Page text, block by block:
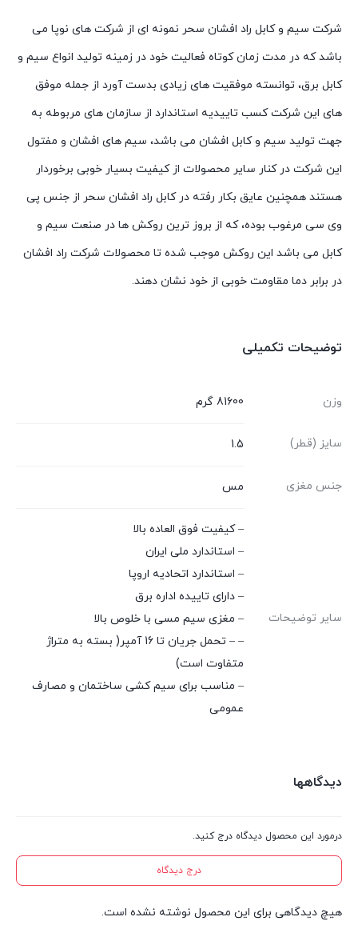
شرکت سیم و کابل راد افشان سحر نمونه ای از شرکت های نوپا می
باشد که در مدت زمان کوتاه فعالیت خود در زمینه تولید انواع سیم و
کابل برق، توانسته موفقیت های زیادی بدست آورد از جمله موفق
های این شرکت کسب تاییدیه استاندارد از سازمان های مربوطه به
جهت تولید سیم و کابل افشان می باشد، سیم های افشان و مفتول
این شرکت در کنار سایر محصولات از کیفیت بسیار خوبی برخوردار
هستند همچنین عایق بکار رفته در کابل راد افشان سحر از جنس پی
وی سی مرغوب بوده، که از بروز ترین روکش ها در صنعت سیم و
کابل می باشد این روکش موجب شده تا محصولات شرکت راد افشان
در برابر دما مقاومت خوبی از خود نشان دهند.
توضیحات تکمیلی
وزن 81600 گرم
سایز (قطر) 1.5
جنس مغزی مس
سایر توضیحات
– کیفیت فوق العاده بالا
– استاندارد ملی ایران
– استاندارد اتحادیه اروپا
– دارای تاییده اداره برق
– مغزی سیم مسی با خلوص بالا
– – تحمل جریان تا 16 آمپر( بسته به متراژ
متفاوت است)
– مناسب برای سیم کشی ساختمان و مصارف
عمومی
دیدگاهها
درمورد این محصول دیدگاه درج کنید.
درج دیدگاه
هیچ دیدگاهی برای این محصول نوشته نشده است.